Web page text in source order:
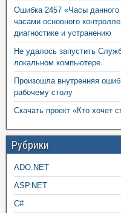
Ошибка 2457 «Часы данного
часами основного
диагностике и устранению
Не удалось запустить
локальном компьютере.
Произошла внутренняя
рабочему столу
Скачать проект «Кто хочет
Рубрики
ADO.NET
ASP.NET
C#